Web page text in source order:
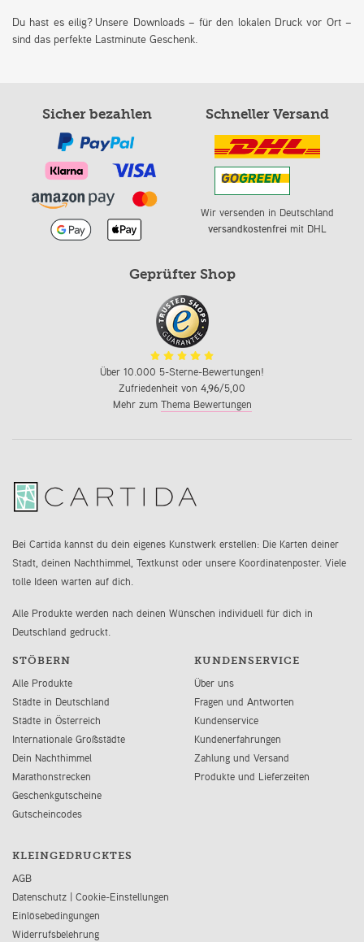
Du hast es eilig? Unsere Downloads – für den lokalen Druck vor Ort –
sind das perfekte Lastminute Geschenk.
Sicher bezahlen Schneller Versand
Wir versenden in Deutschland
versandkostenfreimit DHL
Geprüfter Shop
Über 10.000 5-Sterne-Bewertungen!
Zufriedenheit von 4,96/5,00
Mehr zum Thema Bewertungen
Bei Cartida kannst du dein eigenes Kunstwerk erstellen: Die Karten deiner
Stadt, deinen Nachthimmel, Textkunst oder unsere Koordinatenposter. Viele
tolle Ideen warten auf dich.
Alle Produkte werden nach deinen Wünschen individuell für dich in
Deutschland gedruckt.
STÖBERN
Alle Produkte
Städte in Deutschland
Städte in Österreich
Internationale Großstädte
Dein Nachthimmel
Marathonstrecken
Geschenkgutscheine
Gutscheincodes
KUNDENSERVICE
Über uns
Fragen und Antworten
Kundenservice
Kundenerfahrungen
Zahlung und Versand
Produkte und Lieferzeiten
KLEINGEDRUCKTES
AGB
Datenschutz | Cookie-Einstellungen
Einlösebedingungen
Widerrufsbelehrung